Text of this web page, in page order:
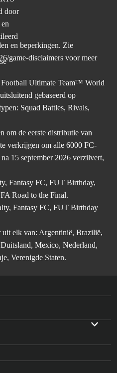
en beperkingen. Zie
game-disclaimers voor meer
Ultimate Team™ World
gebaseerd op
Squad Battles, Rivals,
om de eerste distributie van
verkrijgen om alle 6000 FC-
15 september 2026 verzilvert,
Fantasy FC, FUT Birthday,
Road to the Final.
Fantasy FC, FUT Birthday
uit elk van: Argentinië, Brazilië,
Mexico, Nederland,
Verenigde Staten.